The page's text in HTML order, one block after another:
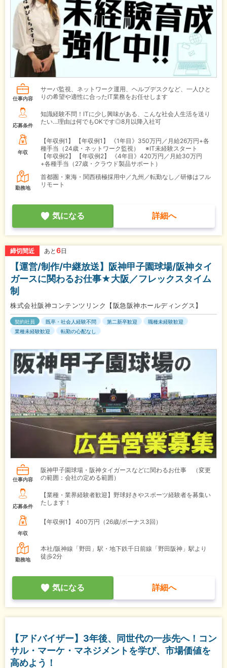
仕事内容
サーバ監視、ネットワーク運用、ヘルプデスクなど、一人ひと
りの希望や適性に合ったIT業務をお任せします
応募条件
知識経験不問！ITに少し興味がある、こんな社会人生活を送り
たい…理由は何でもOKです◎8月以降入社可
年収
【年収例1】
【年収例1】 《1年目》350万円／月給26万円+各
種手当（24歳・ネットワーク監視） ※IT未経験スタート
【年収例2】
【年収例2】 《4年目》420万円／月給30万円
+各種手当（27歳・クラウド製品サポート）
勤務地
首都圏・東海・関西積極採用中／九州／転勤なし／研修はフル
リモート
気になる 詳細へ
締切間近 あと 6日
【運営/制作/中継放送】阪神甲子園球場/阪神タイ
ガースに関わるお仕事★大阪／フレックスタイム
制
株式会社阪神コンテンツリンク【阪急阪神ホールディングス】
契約社員 既卒・社会人経験不問 第二新卒歓迎
職種未経験歓迎
業種未経験歓迎
転勤の心配なし
仕事内容
阪神甲子園球場・阪神タイガースなどに関わるお仕事 （変更
の範囲：会社の定める範囲）
応募条件
【業種・業界経験者歓迎】野球好きやスポーツ経験者を募集い
たします！
年収
【年収例1】 400万円（26歳/ボーナス3回）
勤務地
本社/阪神線「野田」駅・地下鉄千日前線「野田阪神」駅より
徒歩2分
気になる 詳細へ
【アドバイザー】3年後、同世代の一歩先へ！コン
サル・マーケ・マネジメントを学び、市場価値を
高めよう！